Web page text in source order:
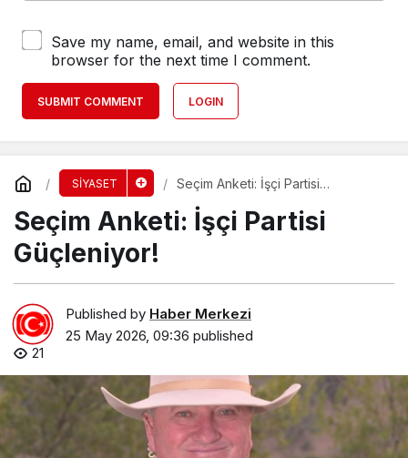
Save my name, email, and website in this
browser for the next time I comment.
SUBMIT COMMENT LOGIN
SİYASET
Seçim Anketi: İşçi Partisi
Seçim Anketi: İşçi Partisi
Güçleniyor!
Published by Haber Merkezi
25 May 2026, 09:36 published
21